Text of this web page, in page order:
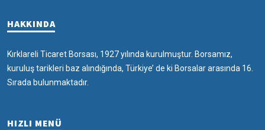
HAKKINDA
Kırklareli Ticaret Borsası, 1927 yılında kurulmuştur. Borsamız,
kuruluş tarikleri baz alındığında, Türkiye’ de ki Borsalar arasında 16.
Sırada bulunmaktadır.
HIZLI MENÜ